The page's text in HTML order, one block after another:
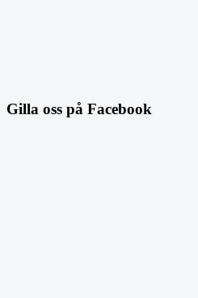
Gilla oss på Facebook